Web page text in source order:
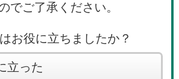
でご了承ください。
お役に立ちましたか？
立った